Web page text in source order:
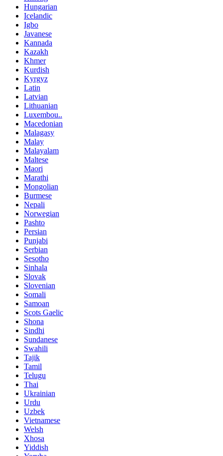
Hungarian
Icelandic
Igbo
Javanese
Kannada
Kazakh
Khmer
Kurdish
Kyrgyz
Latin
Latvian
Lithuanian
Luxembou..
Macedonian
Malagasy
Malay
Malayalam
Maltese
Maori
Marathi
Mongolian
Burmese
Nepali
Norwegian
Pashto
Persian
Punjabi
Serbian
Sesotho
Sinhala
Slovak
Slovenian
Somali
Samoan
Scots Gaelic
Shona
Sindhi
Sundanese
Swahili
Tajik
Tamil
Telugu
Thai
Ukrainian
Urdu
Uzbek
Vietnamese
Welsh
Xhosa
Yiddish